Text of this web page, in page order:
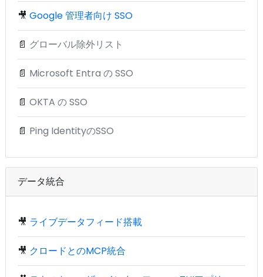
🎥 Google 管理者向け SSO
📄 グローバル除外リスト
📄 Microsoft Entra の SSO
📄 OKTA の SSO
📄 Ping IdentityのSSO
データ統合
🎥 ライブデータフィード搭載
🎥 クロードとのMCP統合